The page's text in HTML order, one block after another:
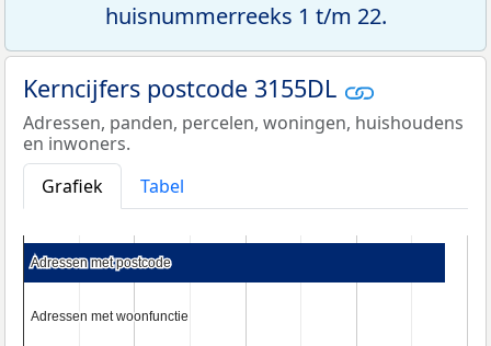
huisnummerreeks 1 t/m 22.
Kerncijfers postcode 3155DL
Adressen, panden, percelen, woningen, huishoudens
en inwoners.
Grafiek
Tabel
Adressen met postcode
Adressen met postcode
Adressen met woonfunctie
Adressen met woonfunctie